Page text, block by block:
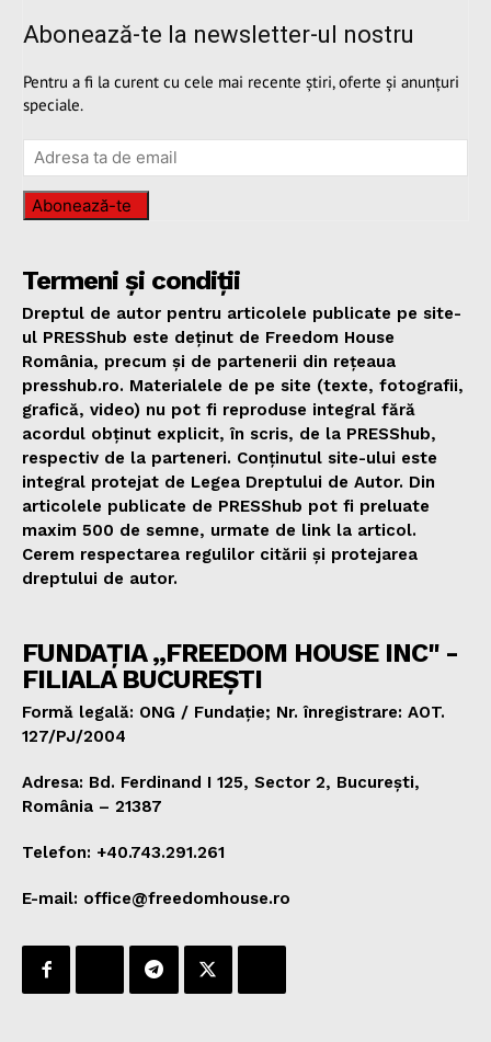
Abonează-te la newsletter-ul nostru
Pentru a fi la curent cu cele mai recente știri, oferte și anunțuri
speciale.
Abonează-te
Termeni și condiții
Dreptul de autor pentru articolele publicate pe site-
ul PRESShub este deținut de Freedom House
România, precum și de partenerii din rețeaua
presshub.ro. Materialele de pe site (texte, fotografii,
grafică, video) nu pot fi reproduse integral fără
acordul obținut explicit, în scris, de la PRESShub,
respectiv de la parteneri. Conținutul site-ului este
integral protejat de Legea Dreptului de Autor. Din
articolele publicate de PRESShub pot fi preluate
maxim 500 de semne, urmate de link la articol.
Cerem respectarea regulilor citării și protejarea
dreptului de autor.
FUNDAȚIA „FREEDOM HOUSE INC" -
FILIALA BUCUREȘTI
Formă legală: ONG / Fundație; Nr. înregistrare: AOT.
127/PJ/2004
Adresa: Bd. Ferdinand I 125, Sector 2, București,
România – 21387
Telefon: +40.743.291.261
E-mail: office@freedomhouse.ro